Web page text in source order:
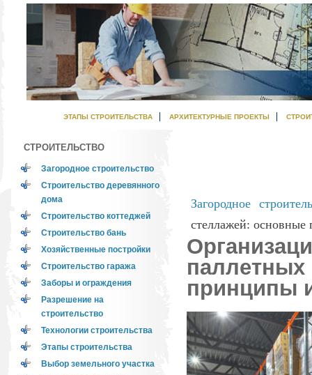
ЭТАПЫ СТРОИТЕЛЬСТВА АРХИТЕКТУРНЫЕ ПРОЕКТЫ
СТРОИТЕЛЬСТВО
Загородное строительство
Строительство деревянного
дома
Строительство коттеджей
Строительство бань
Хозяйственные постройки
Строительство гаража
Заборы и ограждения
Разрешение на
строительство
Технологии строительства
Этапы строительства
Выбор земельного участка
Загородное
стеллажей:
принципы